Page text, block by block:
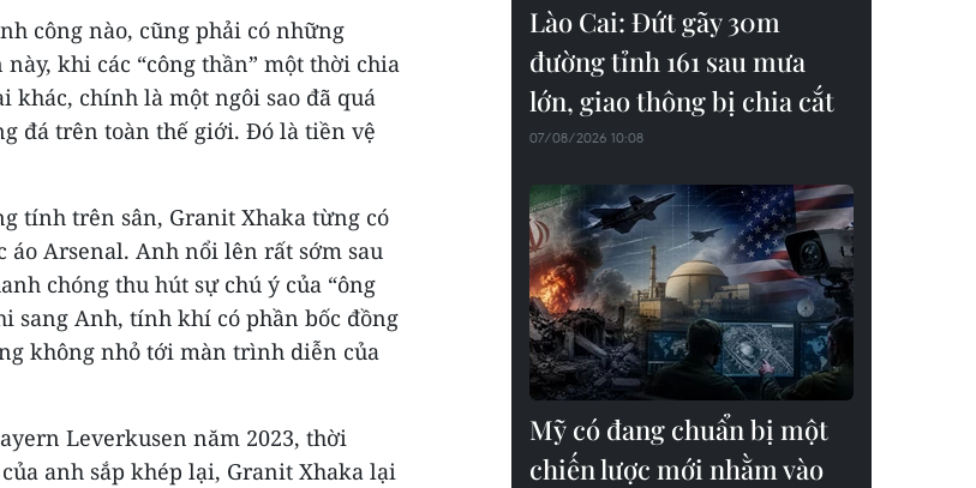
công nào, cũng phải có những
khi các “công thần” một thời chia
chính là một ngôi sao đã quá
đá trên toàn thế giới. Đó là tiền vệ
tính trên sân, Granit Xhaka từng có
Arsenal. Anh nổi lên rất sớm sau
chóng thu hút sự chú ý của “ông
sang Anh, tính khí có phần bốc đồng
không nhỏ tới màn trình diễn của
Leverkusen năm 2023, thời
anh sắp khép lại, Granit Xhaka lại
Lào Cai: Đứt gãy 30m
đường tỉnh 161 sau mưa
lớn, giao thông bị chia cắt
07/08/2026 10:08
Mỹ có đang chuẩn bị một
chiến lược mới nhằm vào